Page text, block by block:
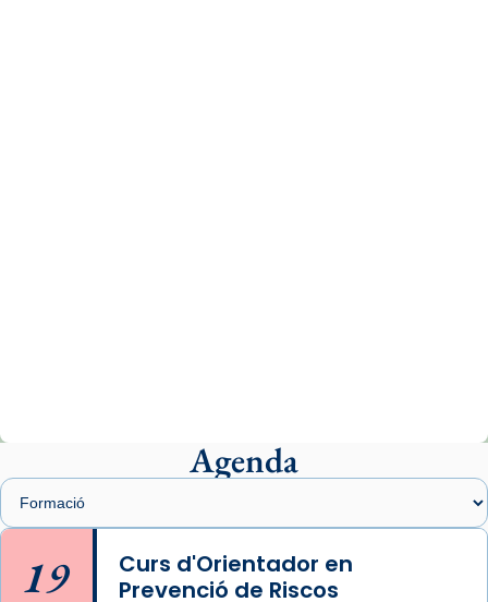
presidit aquest 27 de juliol la missa de Les
Santes de Mataró.
🔗tinyurl.com/cvu5jmbk
📸 J. Merino
Photo
Agenda
19
Curs d'Orientador en
Prevenció de Riscos